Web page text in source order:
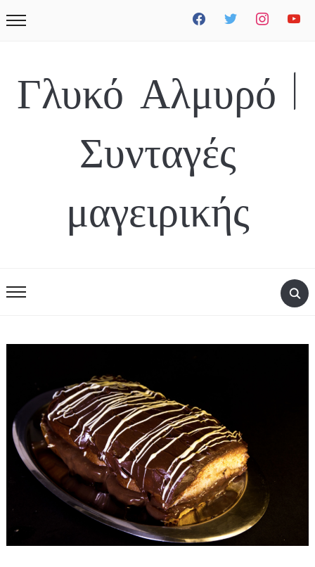
facebook twitter instagramyoutube
Γλυκό Αλμυρό |
Συνταγές
μαγειρικής